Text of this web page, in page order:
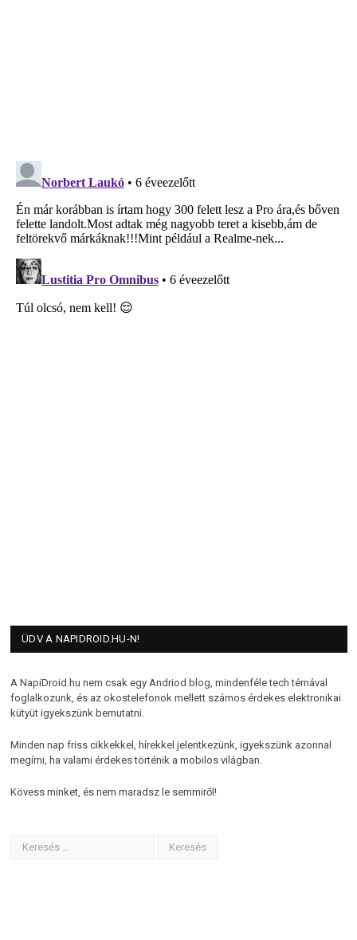
ÜDV A NAPIDROID.HU-N!
A NapiDroid.hu nem csak egy Andriod blog, mindenféle tech témával
foglalkozunk, és az okostelefonok mellett számos érdekes elektronikai
kütyüt igyekszünk bemutatni.
Minden nap friss cikkekkel, hírekkel jelentkezünk, igyekszünk azonnal
megírni, ha valami érdekes történik a mobilos világban.
Kövess minket, és nem maradsz le semmiről!